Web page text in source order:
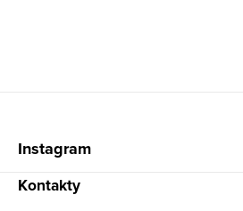
Instagram
Kontakty